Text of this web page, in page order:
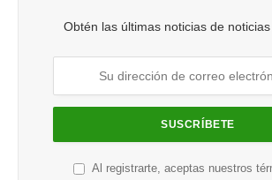
Obtén las últimas noticias de
Al registrarte, aceptas nuestros